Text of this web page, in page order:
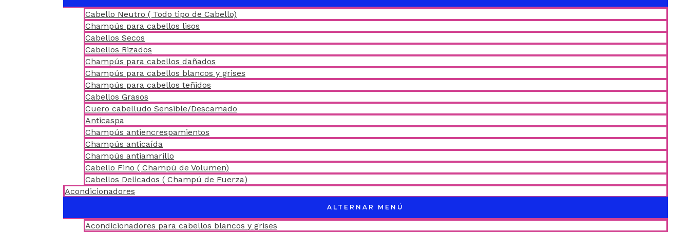
Cabello Neutro ( Todo tipo de Cabello)
Champús para cabellos lisos
Cabellos Secos
Cabellos Rizados
Champús para cabellos dañados
Champús para cabellos blancos y grises
Champús para cabellos teñidos
Cabellos Grasos
Cuero cabelludo Sensible/Descamado
Anticaspa
Champús antiencrespamientos
Champús anticaída
Champús antiamarillo
Cabello Fino ( Champú de Volumen)
Cabellos Delicados ( Champú de Fuerza)
Acondicionadores
ALTERNAR MENÚ
Acondicionadores para cabellos blancos y grises